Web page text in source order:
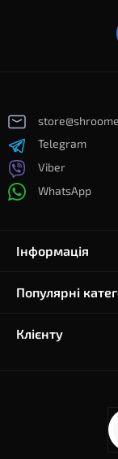
Telegram
Viber
WhatsApp
Інформація
Популярні
Клієнту